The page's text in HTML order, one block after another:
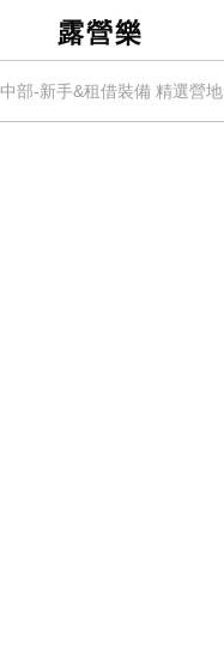
露營樂
中部-新手&租借裝備 精選營地